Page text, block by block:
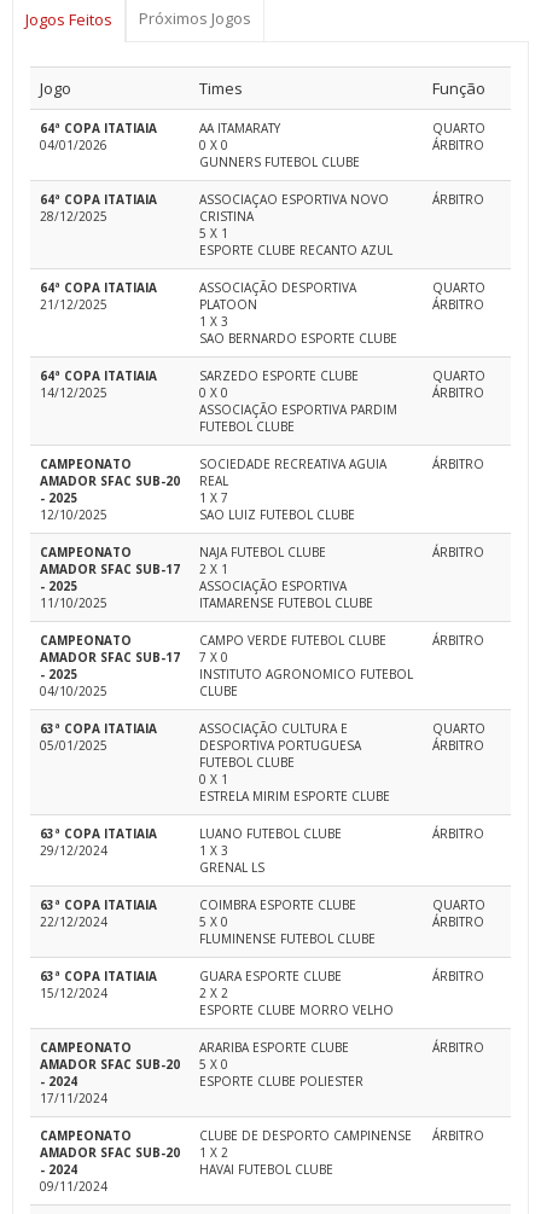
Jogos Feitos Próximos Jogos
Jogo Times Função
64ª COPA ITATIAIA
04/01/2026
AA ITAMARATY
0 X 0
GUNNERS FUTEBOL CLUBE
QUARTO
ÁRBITRO
64ª COPA ITATIAIA
28/12/2025
ASSOCIAÇAO ESPORTIVA NOVO
CRISTINA
5 X 1
ESPORTE CLUBE RECANTO AZUL
ÁRBITRO
64ª COPA ITATIAIA
21/12/2025
ASSOCIAÇÃO DESPORTIVA
PLATOON
1 X 3
SAO BERNARDO ESPORTE CLUBE
QUARTO
ÁRBITRO
64ª COPA ITATIAIA
14/12/2025
SARZEDO ESPORTE CLUBE
0 X 0
ASSOCIAÇÃO ESPORTIVA PARDIM
FUTEBOL CLUBE
QUARTO
ÁRBITRO
CAMPEONATO
AMADOR SFAC SUB-20
- 2025
12/10/2025
SOCIEDADE RECREATIVA AGUIA
REAL
1 X 7
SAO LUIZ FUTEBOL CLUBE
ÁRBITRO
CAMPEONATO
AMADOR SFAC SUB-17
- 2025
11/10/2025
NAJA FUTEBOL CLUBE
2 X 1
ASSOCIAÇÃO ESPORTIVA
ITAMARENSE FUTEBOL CLUBE
ÁRBITRO
CAMPEONATO
AMADOR SFAC SUB-17
- 2025
04/10/2025
CAMPO VERDE FUTEBOL CLUBE
7 X 0
INSTITUTO AGRONOMICO FUTEBOL
CLUBE
ÁRBITRO
63ª COPA ITATIAIA
05/01/2025
ASSOCIAÇÃO CULTURA E
DESPORTIVA PORTUGUESA
FUTEBOL CLUBE
0 X 1
ESTRELA MIRIM ESPORTE CLUBE
QUARTO
ÁRBITRO
63ª COPA ITATIAIA
29/12/2024
LUANO FUTEBOL CLUBE
1 X 3
GRENAL LS
ÁRBITRO
63ª COPA ITATIAIA
22/12/2024
COIMBRA ESPORTE CLUBE
5 X 0
FLUMINENSE FUTEBOL CLUBE
QUARTO
ÁRBITRO
63ª COPA ITATIAIA
15/12/2024
GUARA ESPORTE CLUBE
2 X 2
ESPORTE CLUBE MORRO VELHO
ÁRBITRO
CAMPEONATO
AMADOR SFAC SUB-20
- 2024
17/11/2024
ARARIBA ESPORTE CLUBE
5 X 0
ESPORTE CLUBE POLIESTER
ÁRBITRO
CAMPEONATO
AMADOR SFAC SUB-20
- 2024
09/11/2024
CLUBE DE DESPORTO CAMPINENSE
1 X 2
HAVAI FUTEBOL CLUBE
ÁRBITRO